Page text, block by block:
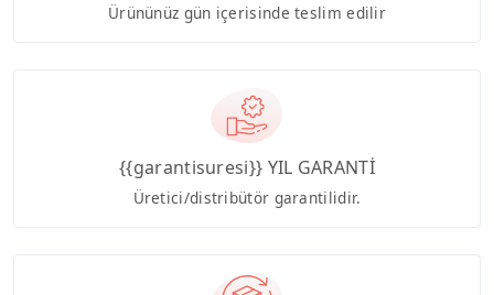
Ürününüz gün içerisinde teslim edilir
{{garantisuresi}} YIL GARANTİ
Üretici/distribütör garantilidir.